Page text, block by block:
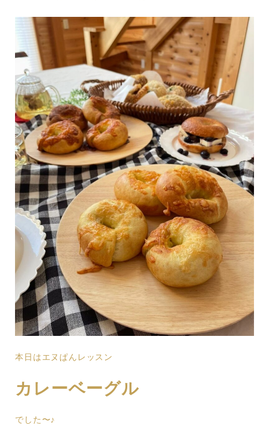
本日はエヌぱんレッスン
カレーベーグル
でした〜♪